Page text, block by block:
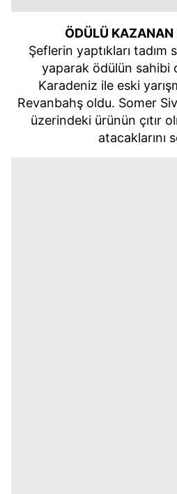
ÖDÜLÜ KAZANAN
Şeflerin yaptıkları tadım
yaparak ödülün sahibi
Karadeniz ile eski
Revanbahş oldu. Somer
üzerindeki ürünün çıtır
atacaklarını